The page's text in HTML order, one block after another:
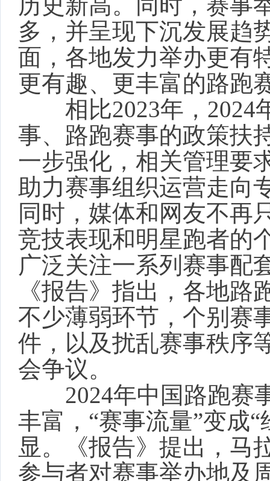
多，并呈现下沉发展趋
面，各地发力举办更有
更有趣、更丰富的路跑
相比2023年，2024
事、路跑赛事的政策扶
一步强化，相关管理要
助力赛事组织运营走向
同时，媒体和网友不再
竞技表现和明星跑者的
广泛关注一系列赛事配
《报告》指出，各地路
不少薄弱环节，个别赛
件，以及扰乱赛事秩序
会争议。
2024年中国路跑赛
丰富，“赛事流量”变成
显。《报告》提出，马
参与者对赛事举办地及